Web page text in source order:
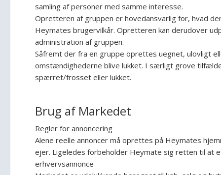
samling af personer med samme interesse.
Opretteren af gruppen er hovedansvarlig for, hvad
Heymates brugervilkår. Opretteren kan derudover
administration af gruppen.
Såfremt der fra en gruppe oprettes uegnet, ulovligt
omstændighederne blive lukket. I særligt grove
spærret/frosset eller lukket.
Brug af Markedet
Regler for annoncering
Alene reelle annoncer må oprettes på Heymates
ejer. Ligeledes forbeholder Heymate sig retten til at
erhvervsannonce